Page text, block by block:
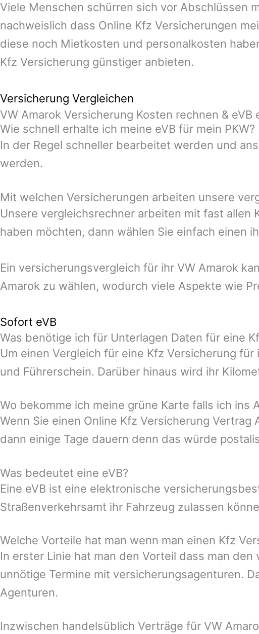
Viele Menschen schürren sich vor Abschlüssen
nachweislich dass Online Kfz Versicherungen
diese noch Mietkosten und personalkosten
Kfz Versicherung günstiger anbieten.
Versicherung Vergleichen
VW Amarok Versicherung Kosten rechnen & eVB
Wie schnell erhalte ich meine eVB für mein PKW?
In der Regel schneller bearbeitet werden und
werden.
Mit welchen Versicherungen arbeiten unsere
Unsere vergleichsrechner arbeiten mit fast allen
haben möchten, dann wählen Sie einfach einen
Ein versicherungsvergleich für ihr VW Amarok
Amarok zu wählen, wodurch viele Aspekte wie
Sofort eVB
Was benötige ich für Unterlagen Daten für eine
Um einen Vergleich für eine Kfz Versicherung
und Führerschein. Darüber hinaus wird ihr
Wo bekomme ich meine grüne Karte falls ich ins
Wenn Sie einen Online Kfz Versicherung
dann einige Tage dauern denn das würde
Was bedeutet eine eVB?
Eine eVB ist eine elektronische
Straßenverkehrsamt ihr Fahrzeug zulassen
Welche Vorteile hat man wenn man einen Kfz
In erster Linie hat man den Vorteil dass man
unnötige Termine mit versicherungsagenturen.
Agenturen.
Inzwischen handelsüblich Verträge für VW